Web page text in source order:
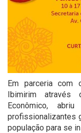
Em parceria com
Ibimirim através
Econômico,
profissionalizantes
população para se